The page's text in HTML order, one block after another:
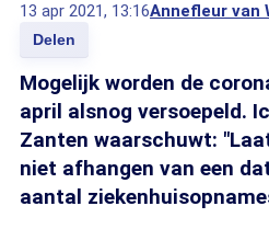
13 apr 2021, 13:16Annefleur van
Delen
Mogelijk worden de
april alsnog versoepeld.
Zanten waarschuwt:
niet afhangen van een
aantal